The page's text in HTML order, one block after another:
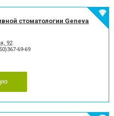
Чистка зубов
Элайнеры
стоматологии Geneva
92
69-69